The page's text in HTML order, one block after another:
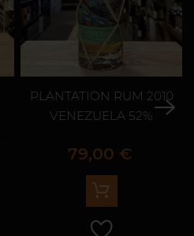
PLANTATION RUM 2010
VENEZUELA 52%
Prix
79,00 €